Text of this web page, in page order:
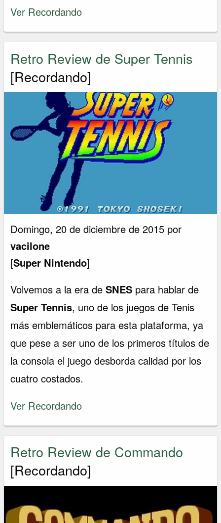
Ver Recordando
Retro Review de Super Tennis
[Recordando]
Domingo, 20 de diciembre de 2015 por
vacilone
[Super Nintendo]
Volvemos a la era deSNES para hablar de
Super Tennis, uno de los juegos de Tenis
más emblemáticos para esta plataforma, ya
que pese a ser uno de los primeros títulos de
la consola el juego desborda calidad por los
cuatro costados.
Ver Recordando
Retro Review de Commando
[Recordando]